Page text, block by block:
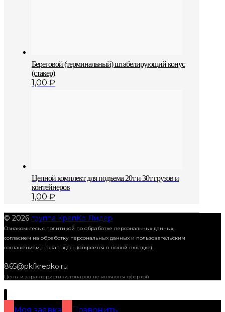
Береговой (терминальный) штабелирующий конус
(стакер)
1,00 ₽
Цепной комплект для подъема 20т и 30т грузов и
контейнеров
1,00 ₽
© 2026 группа КрепКо Лидер
Ознакомьтесь с политикой по обработке персональных данных,
согласием на обработку персональных данных и пользовательским
соглашением, нажав здесь (откроется в новой вкладке).
865@pkfkrepko.ru
Цены и характеристики товаров не являются офертой
Моя заявка Позвонить